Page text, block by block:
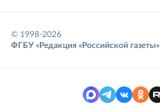
© 1998-2026
ФГБУ «Редакция «Российской газеты»